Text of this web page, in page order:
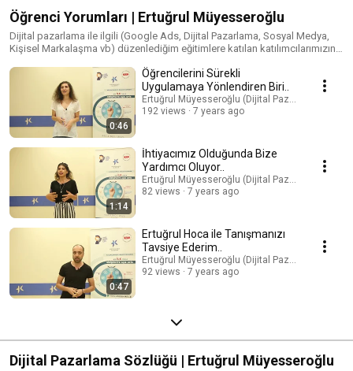
Öğrenci Yorumları | Ertuğrul Müyesseroğlu
Dijital pazarlama ile ilgili (Google Ads, Dijital Pazarlama, Sosyal Medya,
Kişisel Markalaşma vb) düzenlediğim eğitimlere katılan katılımcılarımızın
0:46
Öğrencilerini Sürekli
Uygulamaya Yönlendiren Biri..
Ertuğrul Müyesseroğlu (Dijital Pazarlama
192 views
7 years ago
1:14
İhtiyacımız Olduğunda Bize
Yardımcı Oluyor..
Ertuğrul Müyesseroğlu (Dijital Pazarlama
82 views
7 years ago
0:47
Ertuğrul Hoca ile Tanışmanızı
Tavsiye Ederim..
Ertuğrul Müyesseroğlu (Dijital Pazarlama
92 views
7 years ago
Dijital Pazarlama Sözlüğü | Ertuğrul Müyesseroğlu